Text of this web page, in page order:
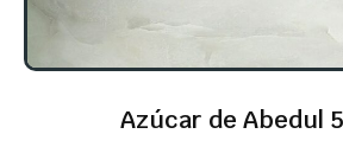
Azúcar de Abedul